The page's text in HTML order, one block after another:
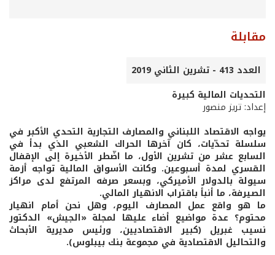
مقابلة
العدد 413 - تشرين الثاني 2019
التحديات المالية كبيرة
إعداد: تريز منصور
يواجه الاقتصاد اللبناني والمصارف التجارية التحدي الأكبر في
سلسلة تحدّيات، كان آخرها الحراك الشعبي الذي بدأ في
السابع عشر من تشرين الأول، ما اضّطر الأخيرة إلى الإقفال
القسري لمدة أسبوعين. وكانت الأسواق المالية تواجه أزمة
سيولة بالدولار الأميركي، وبسعر صرفه المرتفع لدى مراكز
الصيرفة، ما أنبأ باقتراب الانهيار المالي.
ما هو واقع عمل المصارف اليوم، وهل نحن أمام انهيار
محتوم؟ عدة مواضيع أضاء عليها لمجلة «الجيش» الدكتور
نسيب غبريل (كبير الاقتصاديين، ورئيس مديرية الأبحاث
والتحاليل الاقتصادية في مجموعة بنك بيبلوس).